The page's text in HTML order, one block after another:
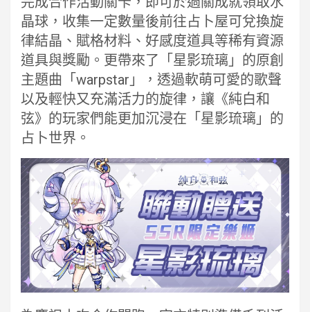
晶球，收集一定數量後前往占卜屋可兌換旋
律結晶、賦格材料、好感度道具等稀有資源
道具與獎勵。更帶來了「星影琉璃」的原創
主題曲「warpstar」，透過軟萌可愛的歌聲
以及輕快又充滿活力的旋律，讓《純白和
弦》的玩家們能更加沉浸在「星影琉璃」的
占卜世界。